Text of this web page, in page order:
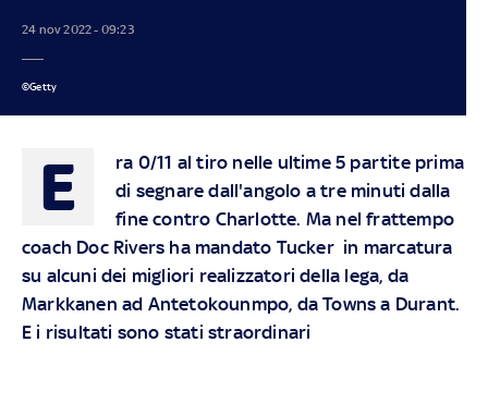
24 nov 2022 - 09:23
©Getty
E
ra 0/11 al tiro nelle ultime 5 partite prima
di segnare dall'angolo a tre minuti dalla
fine contro Charlotte. Ma nel frattempo
coach Doc Rivers ha mandato Tucker in marcatura
su alcuni dei migliori realizzatori della lega, da
Markkanen ad Antetokounmpo, da Towns a Durant.
E i risultati sono stati straordinari